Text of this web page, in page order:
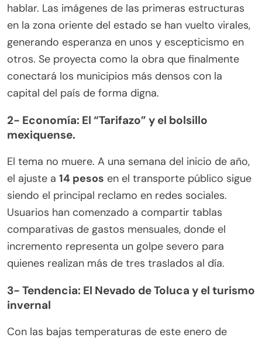
hablar. Las imágenes de las primeras estructuras
en la zona oriente del estado se han vuelto virales,
generando esperanza en unos y escepticismo en
otros. Se proyecta como la obra que finalmente
conectará los municipios más densos con la
capital del país de forma digna.
2- Economía: El “Tarifazo” y el bolsillo
mexiquense.
El tema no muere. A una semana del inicio de año,
el ajuste a 14 pesos en el transporte público sigue
siendo el principal reclamo en redes sociales.
Usuarios han comenzado a compartir tablas
comparativas de gastos mensuales, donde el
incremento representa un golpe severo para
quienes realizan más de tres traslados al día.
3- Tendencia: El Nevado de Toluca y el turismo
invernal
Con las bajas temperaturas de este enero de